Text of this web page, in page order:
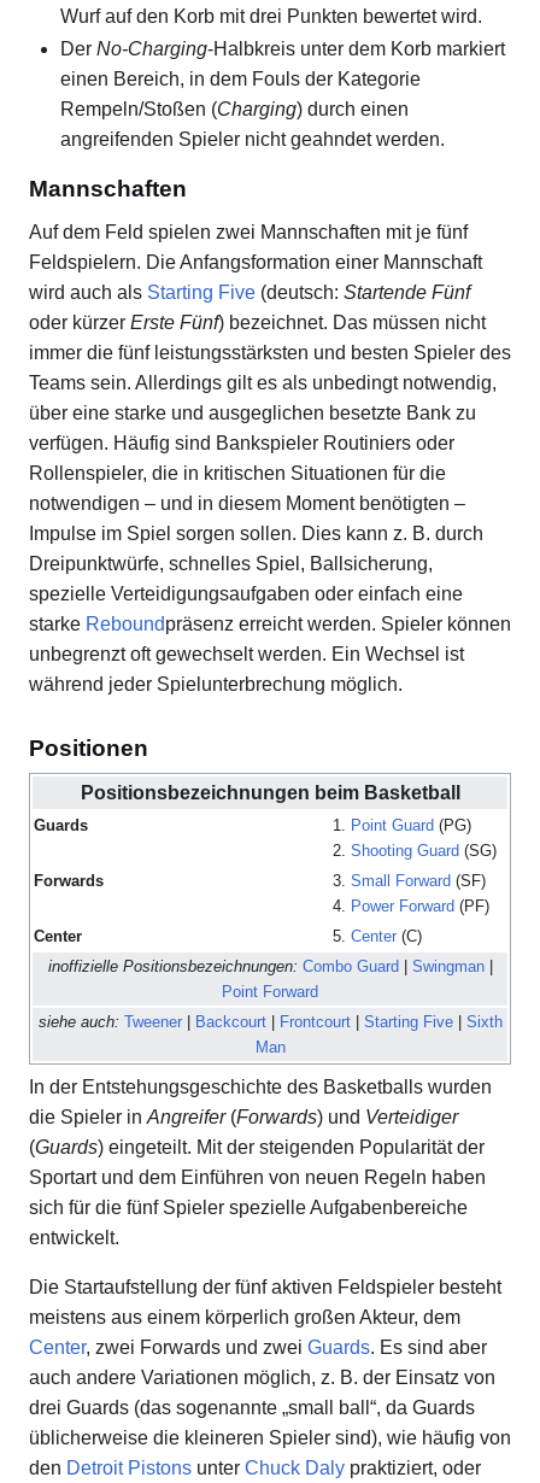
Wurf auf den Korb mit drei Punkten bewertet wird.
Der No-Charging-Halbkreis unter dem Korb markiert
einen Bereich, in dem Fouls der Kategorie
Rempeln/Stoßen (Charging) durch einen
angreifenden Spieler nicht geahndet werden.
Mannschaften
Auf dem Feld spielen zwei Mannschaften mit je fünf
Feldspielern. Die Anfangsformation einer Mannschaft
wird auch als Starting Five (deutsch: Startende Fünf
oder kürzer Erste Fünf) bezeichnet. Das müssen nicht
immer die fünf leistungsstärksten und besten Spieler des
Teams sein. Allerdings gilt es als unbedingt notwendig,
über eine starke und ausgeglichen besetzte Bank zu
verfügen. Häufig sind Bankspieler Routiniers oder
Rollenspieler, die in kritischen Situationen für die
notwendigen – und in diesem Moment benötigten –
Impulse im Spiel sorgen sollen. Dies kann z. B. durch
Dreipunktwürfe, schnelles Spiel, Ballsicherung,
spezielle Verteidigungsaufgaben oder einfach eine
starke Reboundpräsenz erreicht werden. Spieler können
unbegrenzt oft gewechselt werden. Ein Wechsel ist
während jeder Spielunterbrechung möglich.
Positionen
Positionsbezeichnungen beim Basketball
Guards 1. Point Guard (PG)
2. Shooting Guard (SG)
Forwards
3. Small Forward (SF)
4. Power Forward (PF)
Center
5. Center (C)
inoffizielle Positionsbezeichnungen: Combo Guard| Swingman|
Point Forward
siehe auch: Tweener| Backcourt| Frontcourt| Starting Five| Sixth
Man
In der Entstehungsgeschichte des Basketballs wurden
die Spieler in Angreifer(Forwards) und Verteidiger
(Guards) eingeteilt. Mit der steigenden Popularität der
Sportart und dem Einführen von neuen Regeln haben
sich für die fünf Spieler spezielle Aufgabenbereiche
entwickelt.
Die Startaufstellung der fünf aktiven Feldspieler besteht
meistens aus einem körperlich großen Akteur, dem
Center, zwei Forwards und zwei Guards. Es sind aber
auch andere Variationen möglich, z. B. der Einsatz von
drei Guards (das sogenannte „small ball “, da Guards
üblicherweise die kleineren Spieler sind), wie häufig von
den Detroit Pistons unter Chuck Daly praktiziert, oder